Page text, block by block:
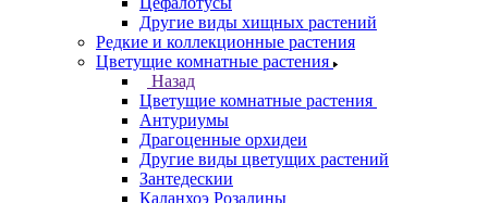
Другие виды хищных растений
Редкие и коллекционные растения
Цветущие комнатные растения
Назад
Цветущие комнатные растения
Антуриумы
Драгоценные орхидеи
Другие виды цветущих растений
Зантедескии
Каланхоэ Розалины